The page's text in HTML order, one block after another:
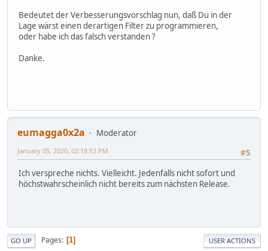
Bedeutet der Verbesserungsvorschlag nun, daß Du in der
Lage wärst einen derartigen Filter zu programmieren,
oder habe ich das falsch verstanden ?
Danke.
eumagga0x2a
Moderator
#5
January 05, 2020, 02:18:53 PM
Ich verspreche nichts. Vielleicht. Jedenfalls nicht sofort und
höchstwahrscheinlich nicht bereits zum nächsten Release.
GO UP Pages 1 USER ACTIONS